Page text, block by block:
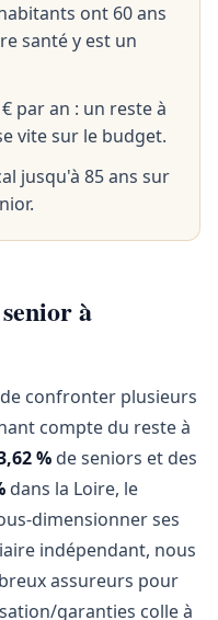
ont 60 ans
santé y est un
par an : un reste à
vite sur le budget.
jusqu'à 85 ans sur
à
confronter plusieurs
compte du reste à
% de seniors et des
dans la Loire, le
dimensionner ses
indépendant, nous
assureurs pour
garanties colle à